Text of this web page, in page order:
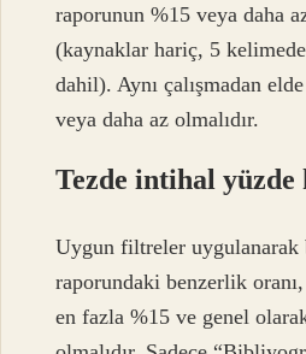
raporunun %15 veya daha
(kaynaklar hariç, 5
dahil). Aynı çalışmadan
veya daha az olmalıdır.
Tezde intihal yüzde
Uygun filtreler
raporundaki benzerlik
en fazla %15 ve genel